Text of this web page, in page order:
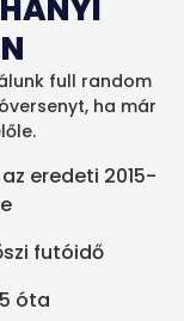
full random
ha már
eredeti 2015-
futóidő
óta